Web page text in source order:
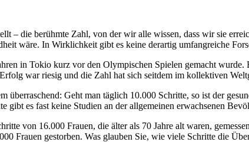
– die berühmte Zahl, von der wir alle wissen, dass wir sie
wäre. In Wirklichkeit gibt es keine derartig umfangreiche
in Tokio kurz vor den Olympischen Spielen gemacht
war riesig und die Zahl hat sich seitdem im kollektiven
überraschend: Geht man täglich 10.000 Schritte, so ist der
gibt es fast keine Studien an der allgemeinen erwachsenen
von 16.000 Frauen, die älter als 70 Jahre alt waren,
Frauen gestorben. Was glauben Sie, wie viele Schritte die